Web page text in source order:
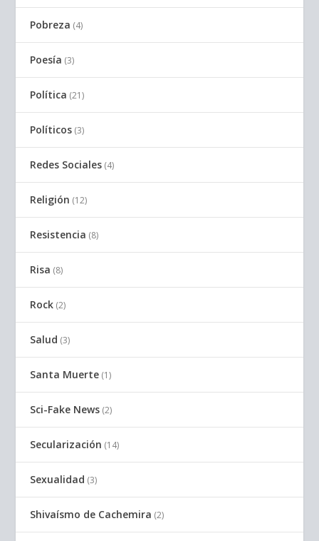
Pobreza (4)
Poesía (3)
Política (21)
Políticos (3)
Redes Sociales (4)
Religión (12)
Resistencia (8)
Risa (8)
Rock (2)
Salud (3)
Santa Muerte (1)
Sci-Fake News (2)
Secularización (14)
Sexualidad (3)
Shivaísmo de Cachemira (2)